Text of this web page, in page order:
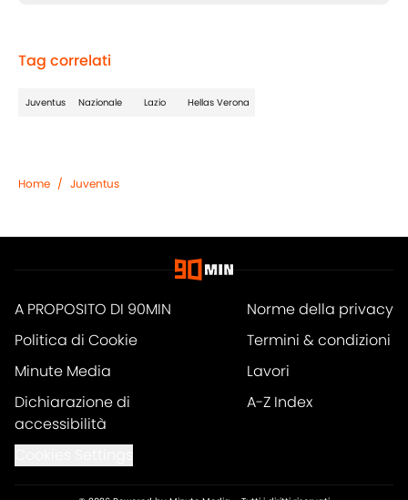
Tag correlati
Juventus Nazionale Lazio Hellas Verona
Home / Juventus
A PROPOSITO DI 90MIN
Norme della privacy
Politica di Cookie
Termini & condizioni
Minute Media
Lavori
Dichiarazione di
accessibilità
A-Z Index